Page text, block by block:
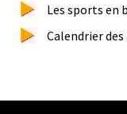
Les sports en
Calendrier